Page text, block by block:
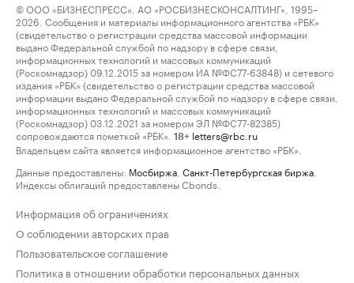
© ООО «БИЗНЕСПРЕСС», АО «РОСБИЗНЕСКОНСАЛТИНГ», 1995–
2026. Сообщения и материалы информационного агентства «РБК»
(свидетельство о регистрации средства массовой информации
выдано Федеральной службой по надзору в сфере связи,
информационных технологий и массовых коммуникаций
(Роскомнадзор) 09.12.2015 за номером ИА №ФС77-63848) и сетевого
издания «РБК» (свидетельство о регистрации средства массовой
информации выдано Федеральной службой по надзору в сфере связи,
информационных технологий и массовых коммуникаций
(Роскомнадзор) 03.12.2021 за номером ЭЛ №ФС77-82385)
сопровождаются пометкой «РБК».
18+ letters@rbc.ru
Владельцем сайта является информационное агентство «РБК».
Данные предоставлены: Мосбиржа Санкт-Петербургская биржа
Индексы облигаций предоставлены Cbonds.
Информация об ограничениях
О соблюдении авторских прав
Пользовательское соглашение
Политика в отношении обработки персональных данных